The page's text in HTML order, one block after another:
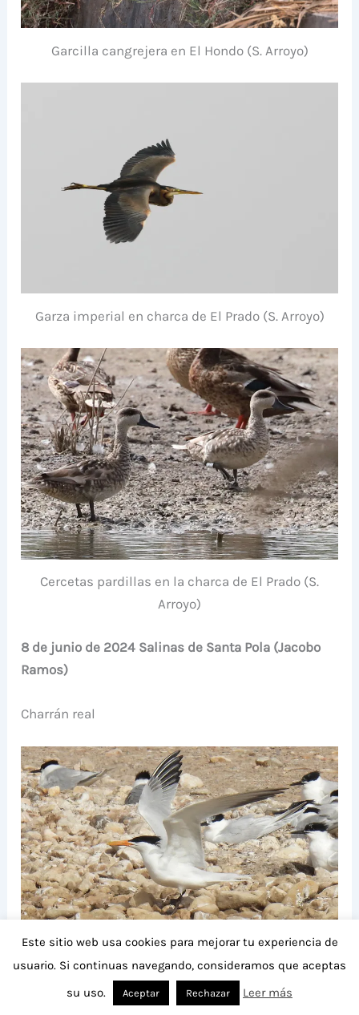
Garcilla cangrejera en El Hondo (S. Arroyo)
Garza imperial en charca de El Prado (S. Arroyo)
Cercetas pardillas en la charca de El Prado (S.
Arroyo)
8 de junio de 2024 Salinas de Santa Pola (Jacobo
Ramos)
Charrán real
Charrán real en las salinas de Santa Pola (J. Ramos)
Cabo Cervera 18’15h- 19’45h (Sergio Arroyo)
Este sitio web usa cookies para mejorar tu experiencia de
usuario. Si continuas navegando, consideramos que aceptas
su uso.
Aceptar Rechazar Leer más